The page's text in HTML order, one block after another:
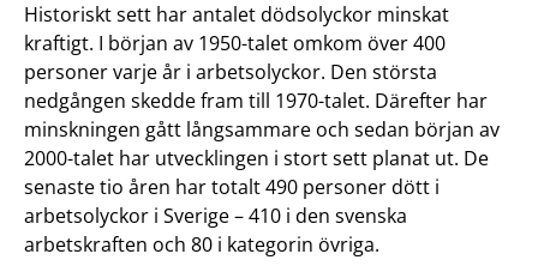
Historiskt sett har antalet dödsolyckor minskat
kraftigt. I början av 1950-talet omkom över 400
personer varje år i arbetsolyckor. Den största
nedgången skedde fram till 1970-talet. Därefter har
minskningen gått långsammare och sedan början av
2000-talet har utvecklingen i stort sett planat ut. De
senaste tio åren har totalt 490 personer dött i
arbetsolyckor i Sverige – 410 i den svenska
arbetskraften och 80 i kategorin övriga.